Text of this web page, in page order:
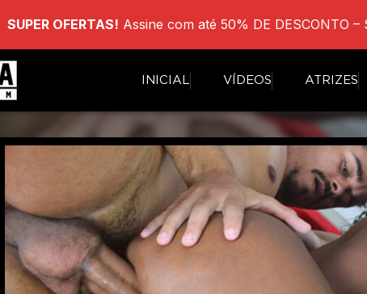
SUPER OFERTAS! Assine com até 50% DE DESCONTO –
INICIAL VÍDEOS ATRIZES